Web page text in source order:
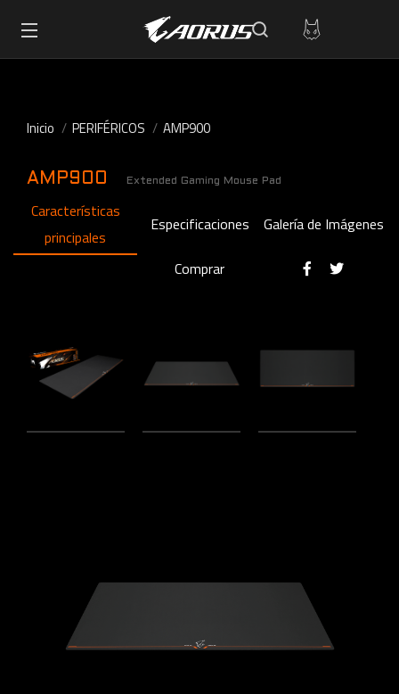
Inicio PERIFÉRICOS AMP900
AMP900 Extended Gaming Mouse Pad
Características
principales
Especificaciones Galería de Imágenes
Comprar